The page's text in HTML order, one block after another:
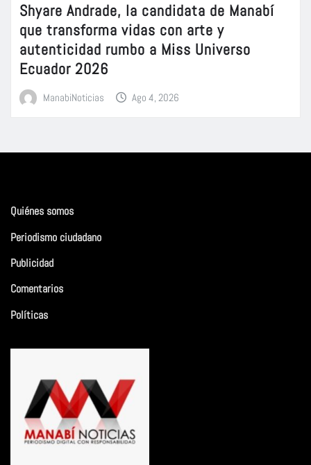
Shyare Andrade, la candidata de Manabí
que transforma vidas con arte y
autenticidad rumbo a Miss Universo
Ecuador 2026
ManabiNoticias Ago 4, 2026
Quiénes somos
Periodismo ciudadano
Publicidad
Comentarios
Políticas